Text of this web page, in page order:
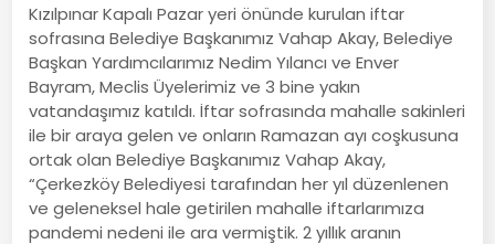
Kızılpınar Kapalı Pazar yeri önünde kurulan iftar
sofrasına Belediye Başkanımız Vahap Akay, Belediye
Başkan Yardımcılarımız Nedim Yılancı ve Enver
Bayram, Meclis Üyelerimiz ve 3 bine yakın
vatandaşımız katıldı. İftar sofrasında mahalle sakinleri
ile bir araya gelen ve onların Ramazan ayı coşkusuna
ortak olan Belediye Başkanımız Vahap Akay,
“Çerkezköy Belediyesi tarafından her yıl düzenlenen
ve geleneksel hale getirilen mahalle iftarlarımıza
pandemi nedeni ile ara vermiştik. 2 yıllık aranın